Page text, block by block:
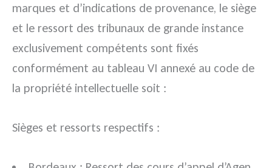
marques et d’indications de provenance, le siège
et le ressort des tribunaux de grande instance
exclusivement compétents sont fixés
conformément au tableau VI annexé au code de
la propriété intellectuelle soit :
Sièges et ressorts respectifs :